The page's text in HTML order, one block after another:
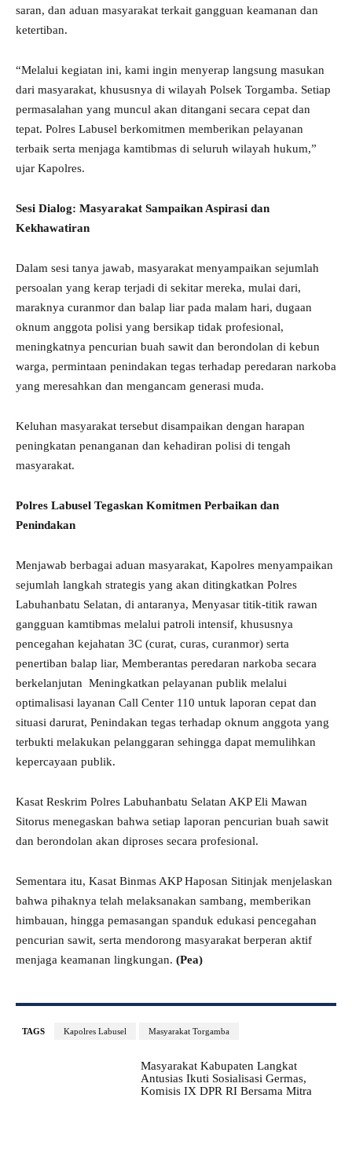
saran, dan aduan masyarakat terkait gangguan keamanan dan
ketertiban.
“Melalui kegiatan ini, kami ingin menyerap langsung masukan
dari masyarakat, khususnya di wilayah Polsek Torgamba. Setiap
permasalahan yang muncul akan ditangani secara cepat dan
tepat. Polres Labusel berkomitmen memberikan pelayanan
terbaik serta menjaga kamtibmas di seluruh wilayah hukum,”
ujar Kapolres.
Sesi Dialog: Masyarakat Sampaikan Aspirasi dan
Kekhawatiran
Dalam sesi tanya jawab, masyarakat menyampaikan sejumlah
persoalan yang kerap terjadi di sekitar mereka, mulai dari,
maraknya curanmor dan balap liar pada malam hari, dugaan
oknum anggota polisi yang bersikap tidak profesional,
meningkatnya pencurian buah sawit dan berondolan di kebun
warga, permintaan penindakan tegas terhadap peredaran narkoba
yang meresahkan dan mengancam generasi muda.
Keluhan masyarakat tersebut disampaikan dengan harapan
peningkatan penanganan dan kehadiran polisi di tengah
masyarakat.
Polres Labusel Tegaskan Komitmen Perbaikan dan
Penindakan
Menjawab berbagai aduan masyarakat, Kapolres menyampaikan
sejumlah langkah strategis yang akan ditingkatkan Polres
Labuhanbatu Selatan, di antaranya, Menyasar titik-titik rawan
gangguan kamtibmas melalui patroli intensif, khususnya
pencegahan kejahatan 3C (curat, curas, curanmor) serta
penertiban balap liar, Memberantas peredaran narkoba secara
berkelanjutan Meningkatkan pelayanan publik melalui
optimalisasi layanan Call Center 110 untuk laporan cepat dan
situasi darurat, Penindakan tegas terhadap oknum anggota yang
terbukti melakukan pelanggaran sehingga dapat memulihkan
kepercayaan publik.
Kasat Reskrim Polres Labuhanbatu Selatan AKP Eli Mawan
Sitorus menegaskan bahwa setiap laporan pencurian buah sawit
dan berondolan akan diproses secara profesional.
Sementara itu, Kasat Binmas AKP Haposan Sitinjak menjelaskan
bahwa pihaknya telah melaksanakan sambang, memberikan
himbauan, hingga pemasangan spanduk edukasi pencegahan
pencurian sawit, serta mendorong masyarakat berperan aktif
menjaga keamanan lingkungan. (Pea)
TAGS Kapolres Labusel Masyarakat Torgamba
Masyarakat Kabupaten Langkat
Antusias Ikuti Sosialisasi Germas,
Komisis IX DPR RI Bersama Mitra